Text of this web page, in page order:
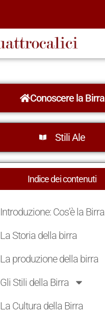
Conoscere la Birra
Stili Ale
Indice dei contenuti
Introduzione: Cos’è la Birra
La Storia della birra
La produzione della birra
Gli Stili della Birra
La Cultura della Birra